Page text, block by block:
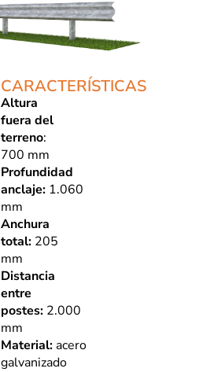
CARACTERÍSTICAS
Altura
fuera del
terreno:
700 mm
Profundidad
anclaje: 1.060
mm
Anchura
total: 205
mm
Distancia
entre
postes: 2.000
mm
Material:acero
galvanizado